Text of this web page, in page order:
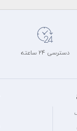
دسترسی 24 ساعته